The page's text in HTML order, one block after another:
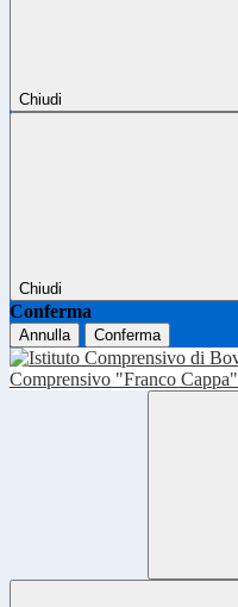
Chiudi
Chiudi
Conferma
Annulla Conferma
Comprensivo "Franco Cappa"